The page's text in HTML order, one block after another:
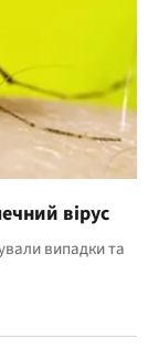
вірус
випадки та